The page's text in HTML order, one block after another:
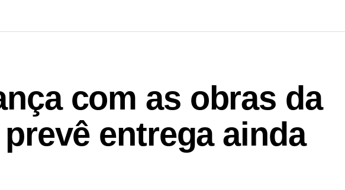
com as obras da
prevê entrega ainda